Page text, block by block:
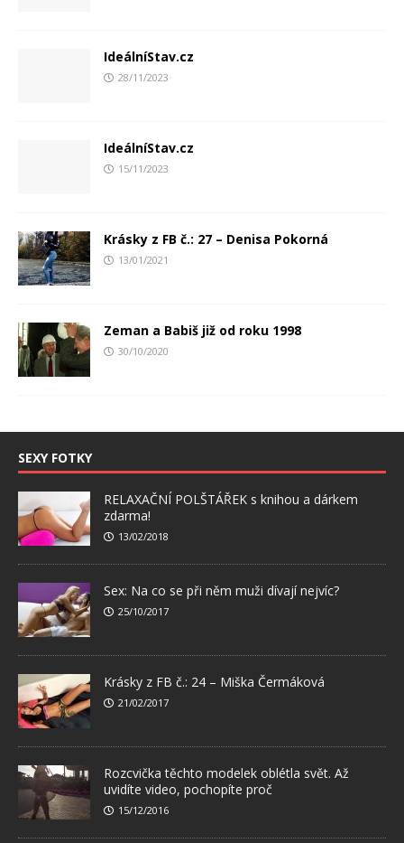
IdeálníStav.cz
28/11/2023
IdeálníStav.cz
15/11/2023
Krásky z FB č.: 27 – Denisa Pokorná
13/01/2021
Zeman a Babiš již od roku 1998
30/10/2020
SEXY FOTKY
RELAXAČNÍ POLŠTÁŘEK s knihou a dárkem
zdarma!
13/02/2018
Sex: Na co se při něm muži dívají nejvíc?
25/10/2017
Krásky z FB č.: 24 – Miška Čermáková
21/02/2017
Rozcvička těchto modelek oblétla svět. Až
uvidíte video, pochopíte proč
15/12/2016